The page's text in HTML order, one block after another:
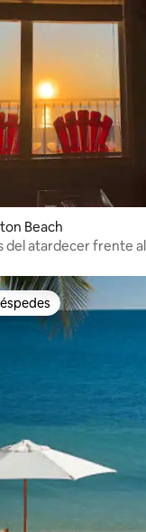
Beach
del atardecer frente